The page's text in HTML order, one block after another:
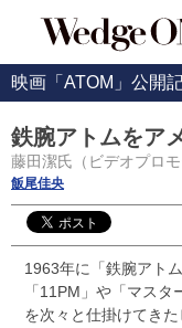
映画「ATOM」公開
鉄腕アトムをア
藤田潔氏（ビデオプロモ
飯尾佳央
1963年に「鉄腕アト
「11PM」や「マス
を次々と仕掛けてき